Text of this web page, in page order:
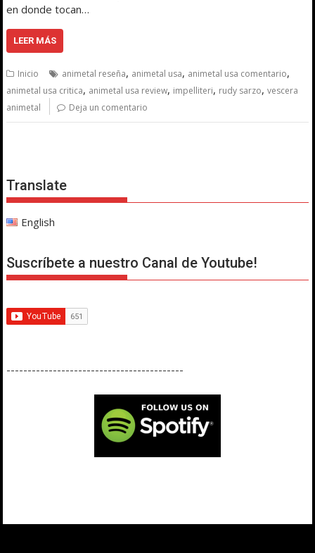
en donde tocan…
LEER MÁS
Inicio animetal reseña, animetal usa, animetal usa comentario,
animetal usa critica, animetal usa review, impelliteri, rudy sarzo,vescera
animetal
Deja un comentario
Translate
English
Suscríbete a nuestro Canal de Youtube!
------------------------------------------